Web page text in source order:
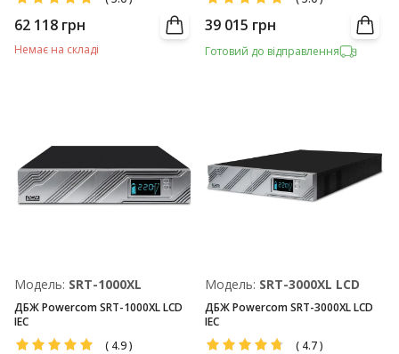
62 118 грн
Немає на складі
39 015 грн
Готовий до відправлення
Модель: SRT-1000XL
ДБЖ Powercom SRT-1000XL LCD
IEC
( 4.9)
Модель: SRТ-3000XL LCD
ДБЖ Powercom SRT-3000XL LCD
IEC
( 4.7)